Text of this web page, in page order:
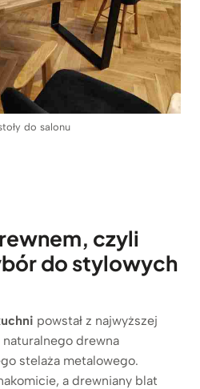
do salonu
czyli
do stylowych
powstał z najwyższej
naturalnego drewna
stelaża metalowego.
a drewniany blat